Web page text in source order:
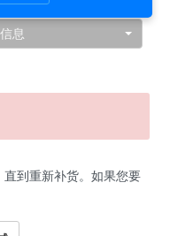
息
到重新补货。如果您要